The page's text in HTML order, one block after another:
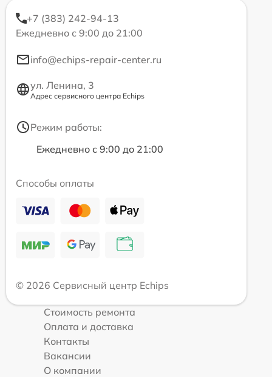
+7 (383) 242-94-13
Ежедневно с 9:00 до 21:00
info@echips-repair-center.ru
ул. Ленина, 3
Адрес сервисного центра Echips
Режим работы:
Ежедневно с 9:00 до 21:00
Способы оплаты
© 2026 Сервисный центр Echips
Стоимость ремонта
Оплата и доставка
Контакты
Вакансии
О компании